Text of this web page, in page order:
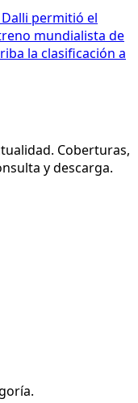
permitió el
mundialista de
la clasificación a
Coberturas,
y descarga.